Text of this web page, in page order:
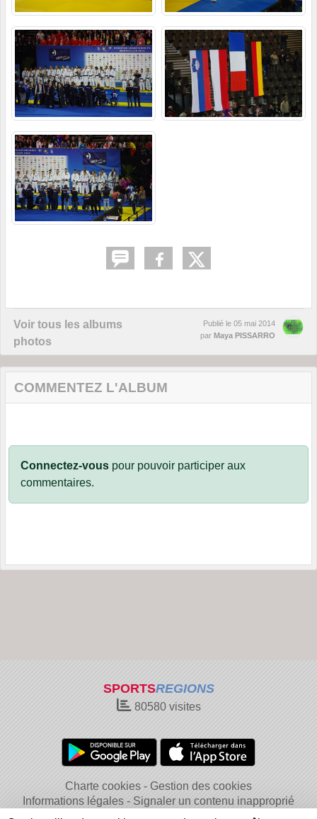
Voir tous les albums
photos
Publié le 05 mai 2014
par Maya PISSARRO
COMMENTEZ L'ALBUM
Connectez-vous pour pouvoir participer aux
commentaires.
SPORTSREGIONS
80580visites
Charte cookies
Gestion des cookies
Informations légales
Signaler un contenu inapproprié